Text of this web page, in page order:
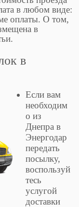
в любом виде:
оплаты. О том,
в
в
Если вам
необходим
о из
Днепра в
Энергодар
передать
посылку,
воспользуй
тесь
услугой
доставки